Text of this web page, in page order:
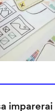
imparerai